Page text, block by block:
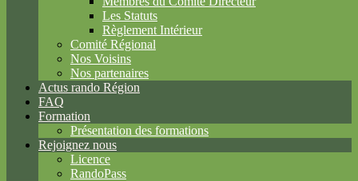
Les Statuts
Règlement Intérieur
Comité Régional
Nos Voisins
Nos partenaires
Actus rando Région
FAQ
Formation
Présentation des formations
Rejoignez nous
Licence
RandoPass